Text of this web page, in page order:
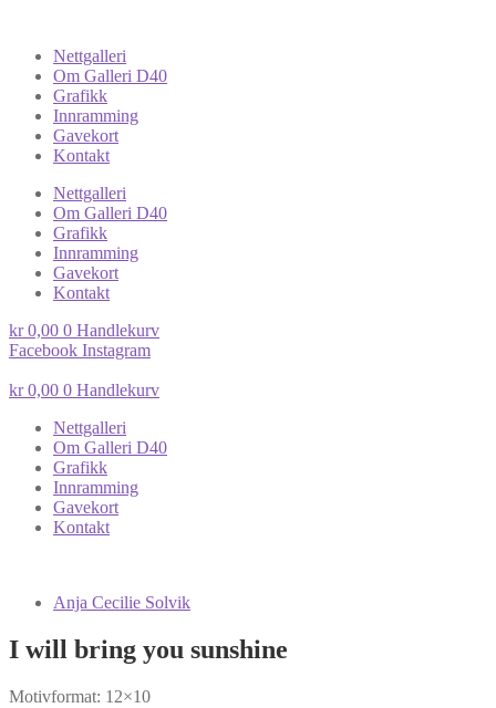
Nettgalleri
Om Galleri D40
Grafikk
Innramming
Gavekort
Kontakt
Nettgalleri
Om Galleri D40
Grafikk
Innramming
Gavekort
Kontakt
kr0,00 0 Handlekurv
Facebook Instagram
kr0,00 0 Handlekurv
Nettgalleri
Om Galleri D40
Grafikk
Innramming
Gavekort
Kontakt
Anja Cecilie Solvik
I will bring you sunshine
Motivformat: 12×10